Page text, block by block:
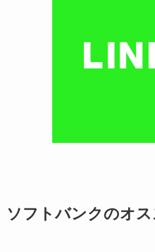
ソフトバンクのオ